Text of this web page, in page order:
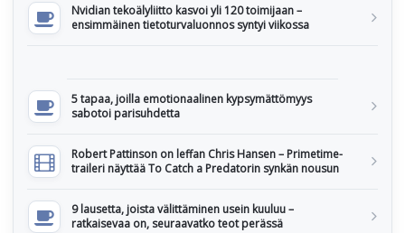
Nvidian tekoälyliitto kasvoi yli 120 toimijaan –
ensimmäinen tietoturvaluonnos syntyi viikossa
5 tapaa, joilla emotionaalinen kypsymättömyys
sabotoi parisuhdetta
Robert Pattinson on leffan Chris Hansen – Primetime-
traileri näyttää To Catch a Predatorin synkän nousun
9 lausetta, joista välittäminen usein kuuluu –
ratkaisevaa on, seuraavatko teot perässä